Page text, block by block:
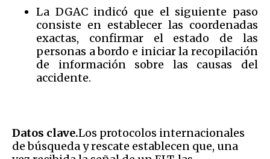
La DGAC indicó que el siguiente paso
consiste en establecer las coordenadas
exactas, confirmar el estado de las
personas a bordo e iniciar la recopilación
de información sobre las causas del
accidente.
Datos clave.Los protocolos internacionales
de búsqueda y rescate establecen que, una